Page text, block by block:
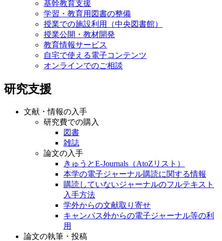
基幹教育支援
学習・教育用図書の整備
授業での施設利用（中央図書館）
授業公開・教材開発
教育情報サービス
自宅で使える電子コンテンツ
オンラインでのご相談
研究支援
文献・情報の入手
研究費での購入
図書
雑誌
論文の入手
きゅうとE-Journals（AtoZリスト）
本学の電子ジャーナル購読に関する情報
購読していないジャーナルのフルテキスト
入手方法
学外からの文献取り寄せ
キャンパス外からの電子ジャーナル等の利
用
論文の執筆・投稿